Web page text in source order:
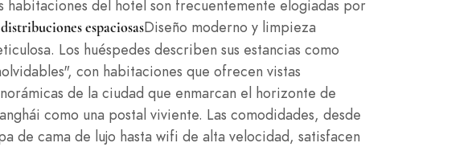
habitaciones del hotel son frecuentemente elogiadas por
distribuciones espaciosasDiseño moderno y limpieza
Los huéspedes describen sus estancias como
con habitaciones que ofrecen vistas
de la ciudad que enmarcan el horizonte de
como una postal viviente. Las comodidades, desde
de cama de lujo hasta wifi de alta velocidad, satisfacen